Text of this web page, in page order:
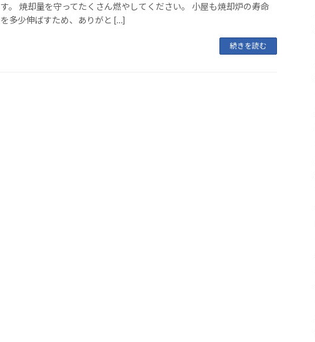
す。 焼却量を守ってたくさん燃やしてください。 小屋も焼却炉の寿命
を多少伸ばすため、ありがと […]
続きを読む